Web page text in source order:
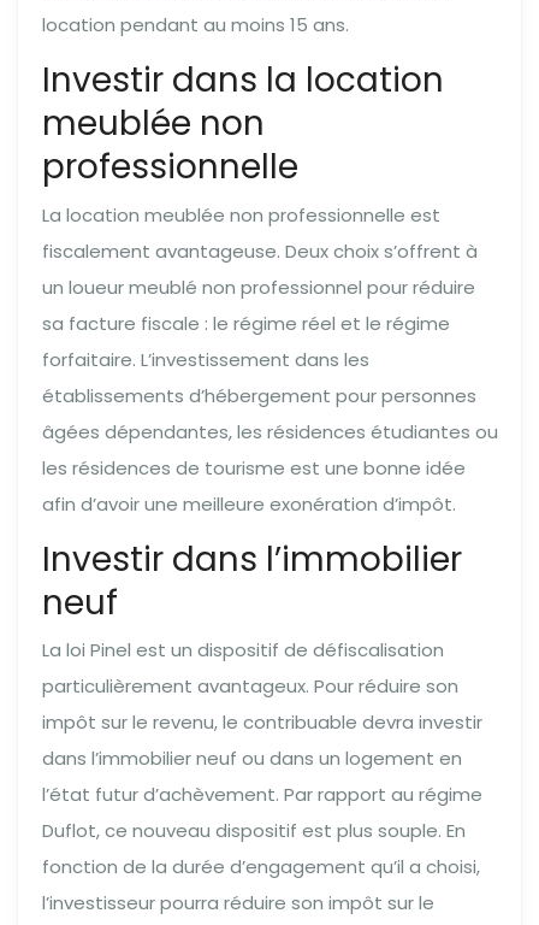
location pendant au moins 15 ans.
Investir dans la location
meublée non
professionnelle
La location meublée non professionnelle est
fiscalement avantageuse. Deux choix s’offrent à
un loueur meublé non professionnel pour réduire
sa facture fiscale : le régime réel et le régime
forfaitaire. L’investissement dans les
établissements d’hébergement pour personnes
âgées dépendantes, les résidences étudiantes ou
les résidences de tourisme est une bonne idée
afin d’avoir une meilleure exonération d’impôt.
Investir dans l’immobilier
neuf
La loi Pinel est un dispositif de défiscalisation
particulièrement avantageux. Pour réduire son
impôt sur le revenu, le contribuable devra investir
dans l’immobilier neuf ou dans un logement en
l’état futur d’achèvement. Par rapport au régime
Duflot, ce nouveau dispositif est plus souple. En
fonction de la durée d’engagement qu’il a choisi,
l’investisseur pourra réduire son impôt sur le